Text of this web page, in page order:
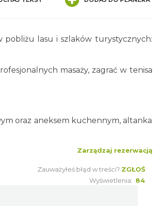
pobliżu lasu i szlaków turystycznych:
masaży, zagrać w tenisa
oraz aneksem kuchennym, altanka
Zarządzaj rezerwacją
Zauważyłeś błąd w treści? ZGŁOŚ
Wyświetlenia: 84